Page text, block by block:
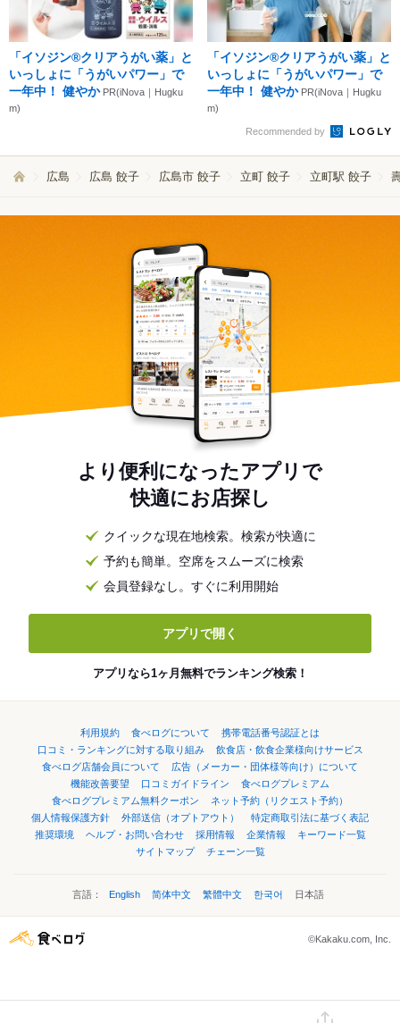
「イソジン®クリアうがい薬」と
いっしょに「うがいパワー」で
一年中！ 健やか PR(iNova｜Hugku
m)
「イソジン®クリアうがい薬」と
いっしょに「うがいパワー」で
一年中！ 健やか PR(iNova｜Hugku
m)
Recommended by
広島 広島 餃子 広島市 餃子 立町 餃子 立町駅 餃子
より便利になったアプリで
快適にお店探し
クイックな現在地検索。検索が快適に
予約も簡単。空席をスムーズに検索
会員登録なし。すぐに利用開始
アプリで開く
アプリなら1ヶ月無料でランキング検索！
利用規約 食べログについて
携帯電話番号認証とは
口コミ・ランキングに対する取り組み
飲食店・飲食企業様向けサービス
食べログ店舗会員について
広告（メーカー・団体様等向け）について
機能改善要望
口コミガイドライン
食べログプレミアム
食べログプレミアム無料クーポン
ネット予約（リクエスト予約）
個人情報保護方針
外部送信（オプトアウト）
特定商取引法に基づく表記
推奨環境
ヘルプ・お問い合わせ 採用情報 企業情報
キーワード一覧
サイトマップ
チェーン一覧
言語： English 简体中文 繁體中文 한국어 日本語
©Kakaku.com, Inc.